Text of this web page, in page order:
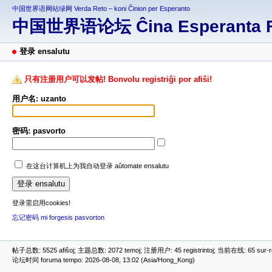
中国世界语网站绿网 Verda Reto – koni Ĉinion per Esperanto
中国世界语论坛 Ĉina Esperanta
登录 ensalutu
只有注册用户可以发帖! Bonvolu registriĝi por afiŝi!
用户名: uzanto
密码: pasvorto
在这台计算机上为我自动登录 aŭtomate ensalutu
登录需启用cookies!
忘记密码 mi forgesis pasvorton
帖子总数: 5525 afiŝoj; 主题总数: 2072 temoj; 注册用户: 45 registrintoj; 当前在线: 65
论坛时间 foruma tempo: 2026-08-08, 13:02 (Asia/Hong_Kong)